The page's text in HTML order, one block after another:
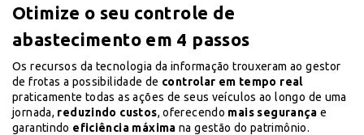
Otimize o seu controle de
abastecimento em 4 passos
Os recursos da tecnologia da informação trouxeram ao gestor
de frotas a possibilidade de controlar em tempo real
praticamente todas as ações de seus veículos ao longo de uma
jornada, reduzindo custos, oferecendo mais segurança e
garantindo eficiência máxima na gestão do patrimônio.